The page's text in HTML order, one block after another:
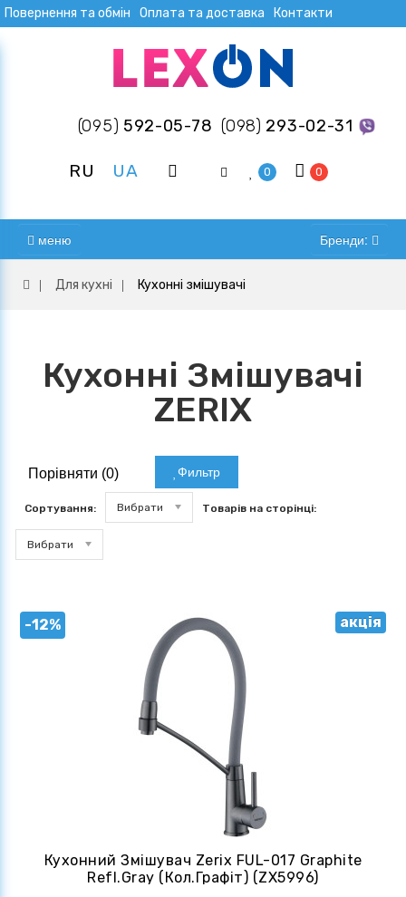
Повернення та обмін Оплата та доставка Контакти
(095) 592-05-78 (098) 293-02-31
RU UA 0 0
меню Бренди:
Для кухні Кухонні змішувачі
Кухонні Змішувачі
ZERIX
Порівняти (0) Фильтр
Сортування: Вибрати Товарів на сторінці:
Вибрати
-12% акція
Кухонний Змішувач Zerix FUL-017 Graphite
Refl.Gray (кол.графіт) (ZX5996)